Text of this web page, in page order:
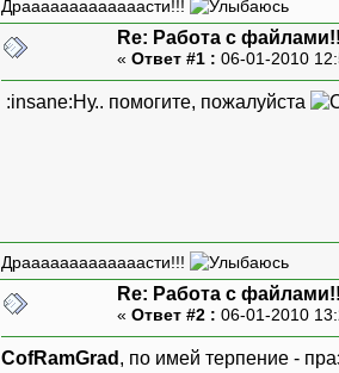
Регистр накопления:
Разговоры:
Драаааааааааааасти!!!
Re: Работа с
« Ответ #1 : 06-01-2010
:insane:Ну.. помогите, пожалуйста
Драаааааааааааасти!!!
Re: Работа с
« Ответ #2 : 06-01-2010
CofRamGrad , по имей терпение -